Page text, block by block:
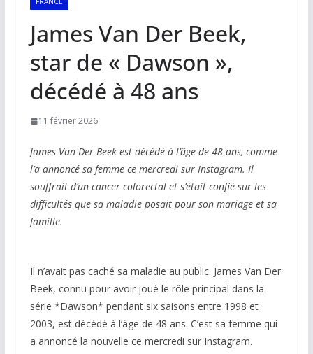
James Van Der Beek,
star de « Dawson »,
décédé à 48 ans
11 février 2026
James Van Der Beek est décédé à l’âge de 48 ans, comme
l’a annoncé sa femme ce mercredi sur Instagram. Il
souffrait d’un cancer colorectal et s’était confié sur les
difficultés que sa maladie posait pour son mariage et sa
famille.
Il n’avait pas caché sa maladie au public. James Van Der
Beek, connu pour avoir joué le rôle principal dans la
série *Dawson* pendant six saisons entre 1998 et
2003, est décédé à l’âge de 48 ans. C’est sa femme qui
a annoncé la nouvelle ce mercredi sur Instagram.